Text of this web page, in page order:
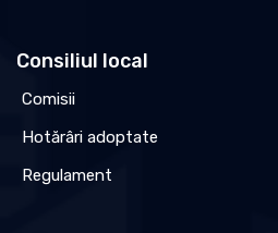
Consiliul local
Comisii
Hotărâri adoptate
Regulament